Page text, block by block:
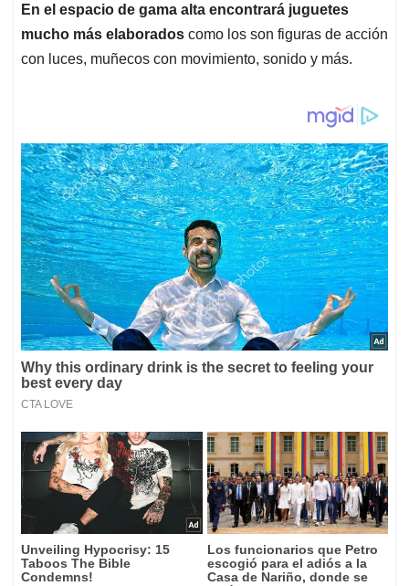
En el espacio de gama alta encontrará juguetes
mucho más elaborados como los son figuras de acción
con luces, muñecos con movimiento, sonido y más.